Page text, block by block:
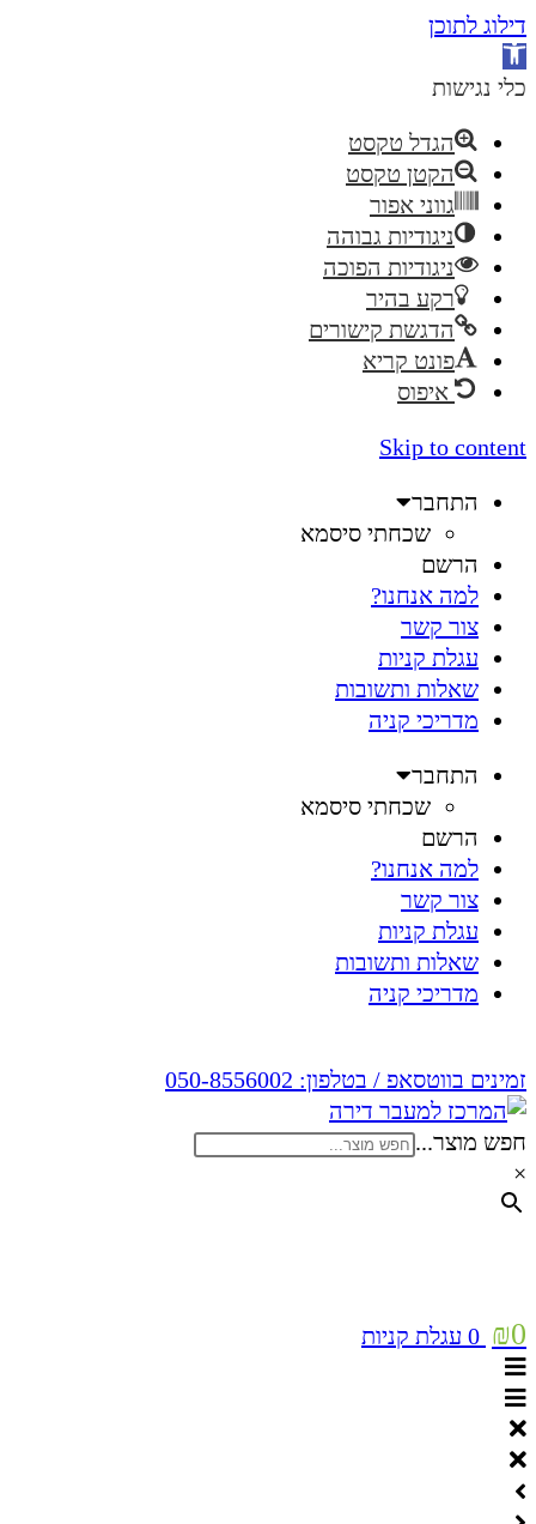
דילוג לתוכן
פתח
סרגל
כלי נגישות
הגדל טקסט
הקטן טקסט
גווני אפור
ניגודיות גבוהה
ניגודיות הפוכה
רקע בהיר
הדגשת קישורים
פונט קריא
איפוס
Skip to content
התחבר
שכחתי סיסמא
הרשם
למה אנחנו?
צור קשר
עגלת קניות
שאלות ותשובות
מדריכי קניה
התחבר
שכחתי סיסמא
הרשם
למה אנחנו?
צור קשר
עגלת קניות
שאלות ותשובות
מדריכי קניה
זמינים בווטסאפ / בטלפון: 050-8556002
חפש מוצר...
×
₪0
0 עגלת קניות